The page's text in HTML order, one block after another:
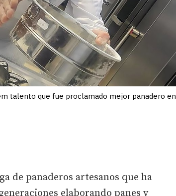
talento que fue proclamado mejor panadero en
de panaderos artesanos que ha
elaborando panes y